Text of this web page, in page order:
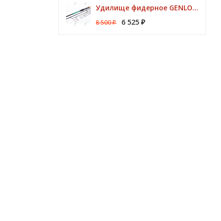
Удилище фидерное GENLOG HONESTY HEAVY 3,80 м. до 140 гр.
8 500₽ 6 525 ₽